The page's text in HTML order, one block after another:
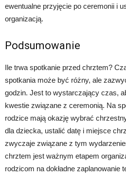
ewentualne przyjęcie po ceremonii i
organizacją.
Podsumowanie
Ile trwa spotkanie przed chrztem?
spotkania może być różny, ale
godzin. Jest to wystarczający czas,
kwestie związane z ceremonią. Na
rodzice mają okazję wybrać
dla dziecka, ustalić datę i miejsce
zwyczaje związane z tym
chrztem jest ważnym etapem
rodzicom na dokładne zaplanowanie